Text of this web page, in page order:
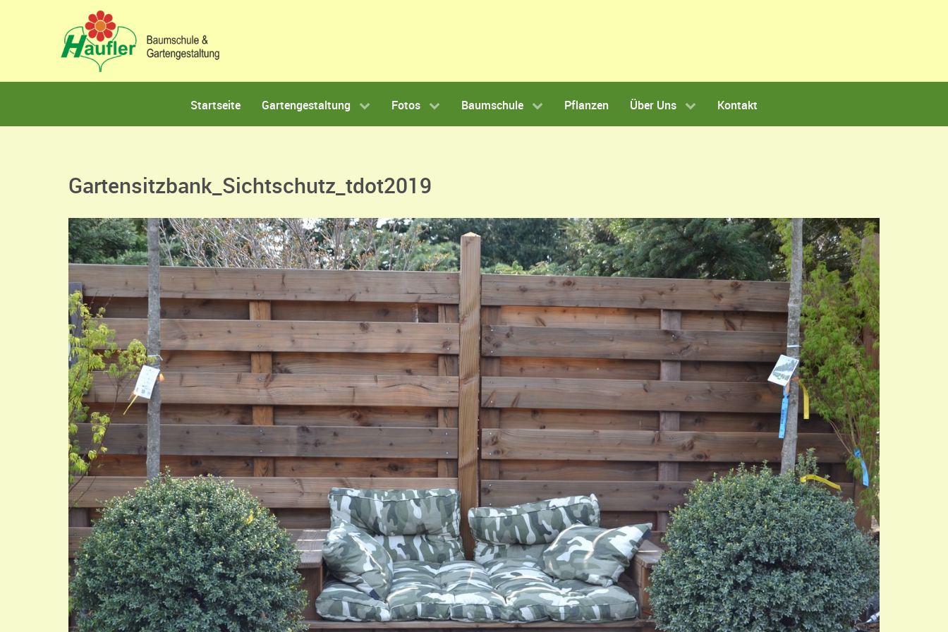
Startseite Gartengestaltung Fotos Baumschule Pflanzen Über Uns Kontakt
Gartensitzbank_Sichtschutz_tdot2019